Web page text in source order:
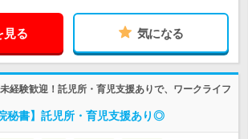
見る 気になる
経験歓迎！託児所・育児支援ありで、ワークライフ
秘書】託児所・育児支援あり◎